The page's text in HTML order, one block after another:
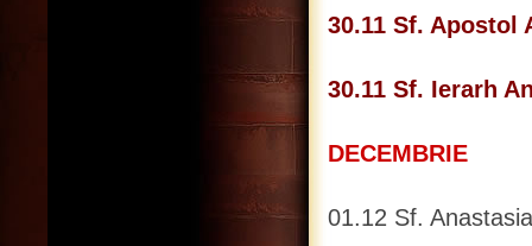
30.11 Sf.
30.11 Sf. Ierarh
DECEMBRIE
01.12 Sf.